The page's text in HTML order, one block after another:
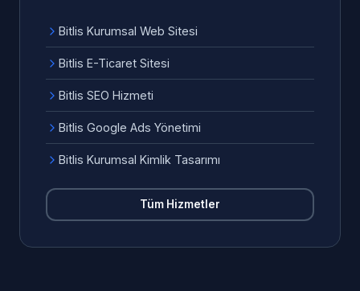
Bitlis Kurumsal Web Sitesi
Bitlis E-Ticaret Sitesi
Bitlis SEO Hizmeti
Bitlis Google Ads Yönetimi
Bitlis Kurumsal Kimlik Tasarımı
Tüm Hizmetler